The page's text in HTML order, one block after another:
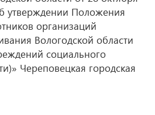
утверждении Положения
организаций
Вологодской области
социального
Череповецкая городская